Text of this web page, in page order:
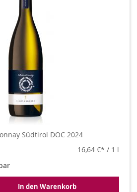
Südtirol DOC 2024
16,64 €
/ 1 l
In den Warenkorb